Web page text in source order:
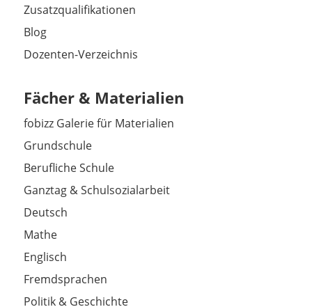
Zusatzqualifikationen
Blog
Dozenten-Verzeichnis
Fächer & Materialien
fobizz Galerie für Materialien
Grundschule
Berufliche Schule
Ganztag & Schulsozialarbeit
Deutsch
Mathe
Englisch
Fremdsprachen
Politik & Geschichte